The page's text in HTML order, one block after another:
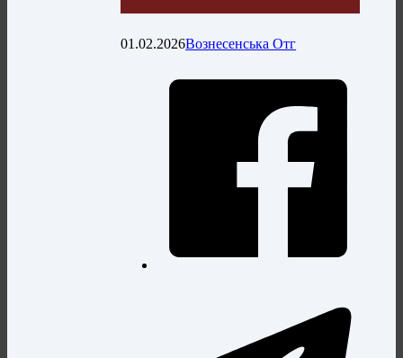
01.02.2026Вознесенська Отг